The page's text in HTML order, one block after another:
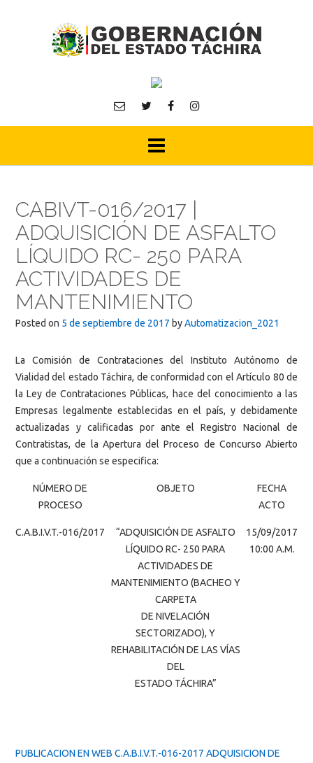
CABIVT-016/2017 |
ADQUISICIÓN DE ASFALTO
LÍQUIDO RC- 250 PARA
ACTIVIDADES DE
MANTENIMIENTO
Posted on 5 de septiembre de 2017 byAutomatizacion_2021
La Comisión de Contrataciones del Instituto Autónomo de
Vialidad del estado Táchira, de conformidad con el Artículo 80 de
la Ley de Contrataciones Públicas, hace del conocimiento a las
Empresas legalmente establecidas en el país, y debidamente
actualizadas y calificadas por ante el Registro Nacional de
Contratistas, de la Apertura del Proceso de Concurso Abierto
que a continuación se especifica:
NÚMERO DE
PROCESO
OBJETO
FECHA
ACTO
C.A.B.I.V.T.-016/2017
“ADQUISICIÓN DE ASFALTO
LÍQUIDO RC- 250 PARA
ACTIVIDADES DE
MANTENIMIENTO (BACHEO Y
CARPETA
DE NIVELACIÓN
SECTORIZADO), Y
REHABILITACIÓN DE LAS VÍAS
DEL
ESTADO TÁCHIRA”
15/09/2017
10:00 A.M.
PUBLICACION EN WEB C.A.B.I.V.T.-016-2017 ADQUISICION DE